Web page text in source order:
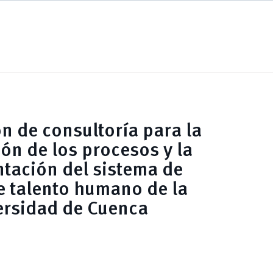
de consultoría para la
de los procesos y la
del sistema de
talento humano de la
de Cuenca